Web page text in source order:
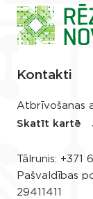
Kontakti
Atbrīvošanas
Skatīt kartē
Tālrunis: +371
Pašvaldības
29411411